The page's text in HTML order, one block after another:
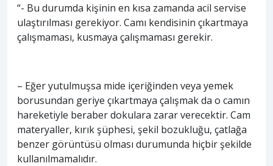
“- Bu durumda kişinin en kısa zamanda acil servise
ulaştırılması gerekiyor. Camı kendisinin çıkartmaya
çalışmaması, kusmaya çalışmaması gerekir.
– Eğer yutulmuşsa mide içeriğinden veya yemek
borusundan geriye çıkartmaya çalışmak da o camın
hareketiyle beraber dokulara zarar verecektir. Cam
materyaller, kırık şüphesi, şekil bozukluğu, çatlağa
benzer görüntüsü olması durumunda hiçbir şekilde
kullanılmamalıdır.